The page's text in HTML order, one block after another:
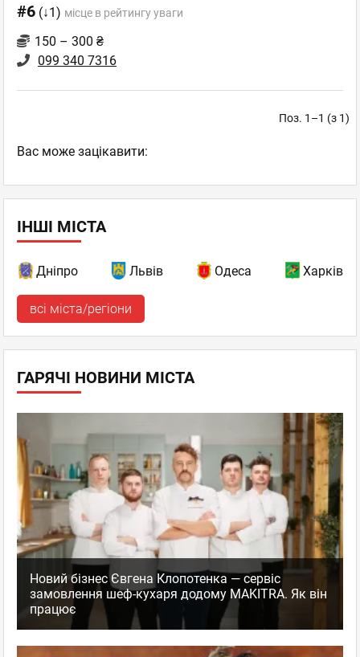
#6 (↓1) місце в рейтингу уваги
150 – 300 ₴
099 340 7316
Поз. 1–1 (з 1)
Вас може зацікавити:
ІНШІ МІСТА
Дніпро Львів Одеса Харків
всі міста/регіони
ГАРЯЧІ НОВИНИ МІСТА
Новий бізнес Євгена Клопотенка — сервіс
замовлення шеф-кухаря додому MAKITRA. Як він
працює